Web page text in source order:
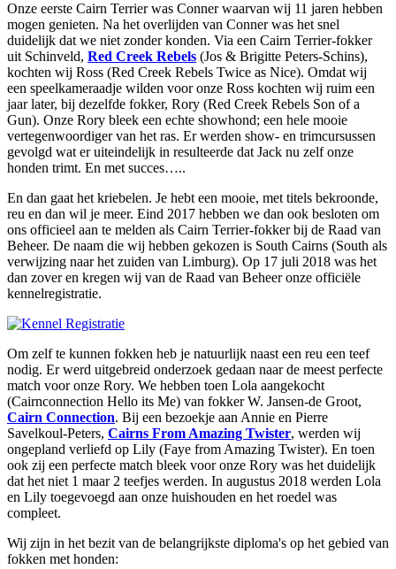
Onze eerste Cairn Terrier was Conner waarvan wij 11 jaren hebben
mogen genieten. Na het overlijden van Conner was het snel
duidelijk dat we niet zonder konden. Via een Cairn Terrier-fokker
uit Schinveld, Red Creek Rebels (Jos & Brigitte Peters-Schins),
kochten wij Ross (Red Creek Rebels Twice as Nice). Omdat wij
een speelkameraadje wilden voor onze Ross kochten wij ruim een
jaar later, bij dezelfde fokker, Rory (Red Creek Rebels Son of a
Gun). Onze Rory bleek een echte showhond; een hele mooie
vertegenwoordiger van het ras. Er werden show- en trimcursussen
gevolgd wat er uiteindelijk in resulteerde dat Jack nu zelf onze
honden trimt. En met succes…..
En dan gaat het kriebelen. Je hebt een mooie, met titels bekroonde,
reu en dan wil je meer. Eind 2017 hebben we dan ook besloten om
ons officieel aan te melden als Cairn Terrier-fokker bij de Raad van
Beheer. De naam die wij hebben gekozen is South Cairns (South als
verwijzing naar het zuiden van Limburg). Op 17 juli 2018 was het
dan zover en kregen wij van de Raad van Beheer onze officiële
kennelregistratie.
Om zelf te kunnen fokken heb je natuurlijk naast een reu een teef
nodig. Er werd uitgebreid onderzoek gedaan naar de meest perfecte
match voor onze Rory. We hebben toen Lola aangekocht
(Cairnconnection Hello its Me) van fokker W. Jansen-de Groot,
Cairn Connection. Bij een bezoekje aan Annie en Pierre
Savelkoul-Peters, Cairns From Amazing Twister, werden wij
ongepland verliefd op Lily (Faye from Amazing Twister). En toen
ook zij een perfecte match bleek voor onze Rory was het duidelijk
dat het niet 1 maar 2 teefjes werden. In augustus 2018 werden Lola
en Lily toegevoegd aan onze huishouden en het roedel was
compleet.
Wij zijn in het bezit van de belangrijkste diploma's op het gebied van
fokken met honden: